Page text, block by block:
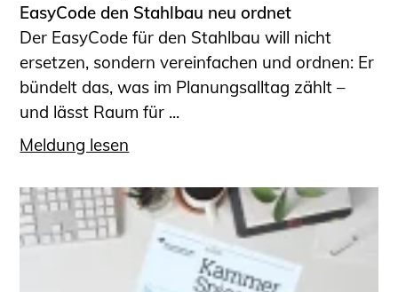
EasyCode den Stahlbau neu ordnet
Der EasyCode für den Stahlbau will nicht
ersetzen, sondern vereinfachen und ordnen: Er
bündelt das, was im Planungsalltag zählt –
und lässt Raum für ...
Meldung lesen